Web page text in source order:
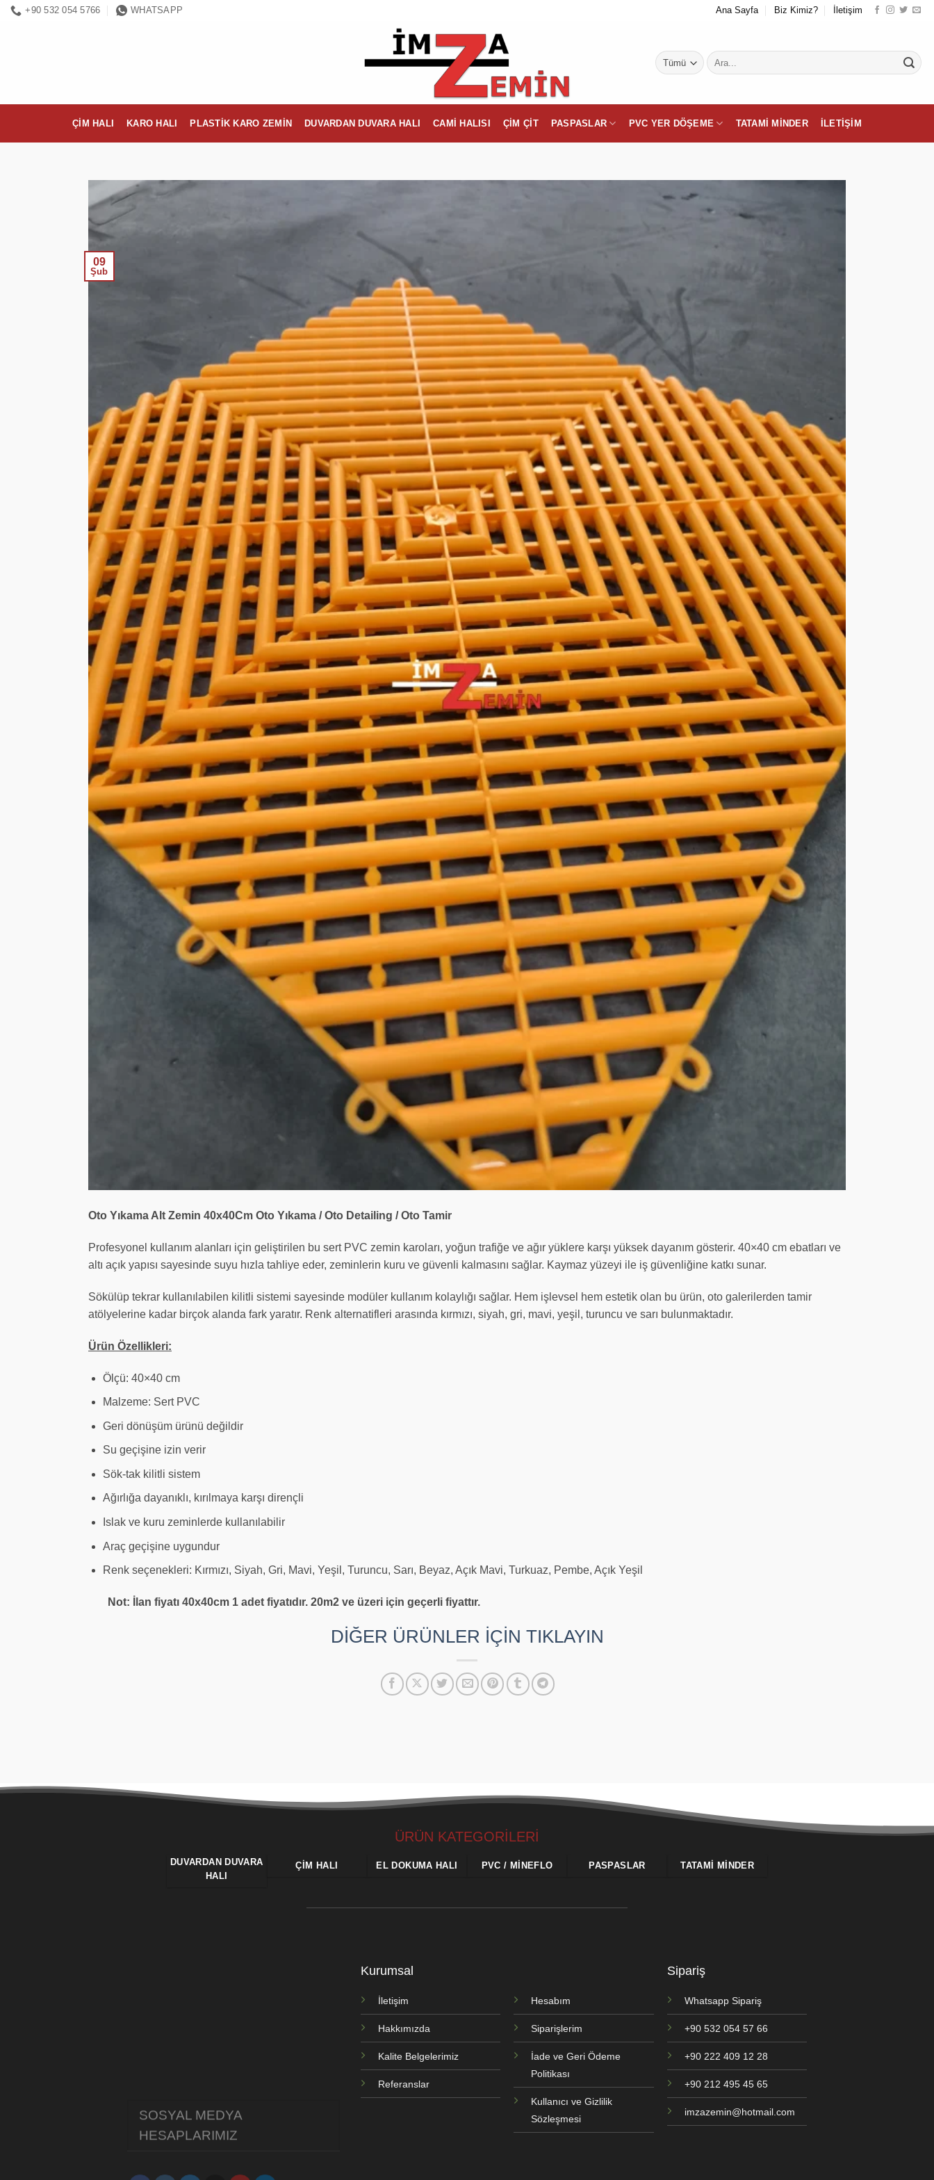
İçeriğe+90 532 054 5766 WHATSAPP Ana Sayfa Biz Kimiz? İletişim
Ara:
ÇIM HALI KARO HALI PLASTIK KARO ZEMIN DUVARDAN DUVARA HALI CAMI HALISI ÇIM ÇIT PASPASLAR PVC YER DÖŞEME TATAMI MINDER İLETIŞIM
09
Şub
Oto Yıkama Alt Zemin 40x40Cm Oto Yıkama / Oto Detailing / Oto Tamir
Profesyonel kullanım alanları için geliştirilen bu sert PVC zemin karoları, yoğun trafiğe ve ağır yüklere karşı yüksek dayanım gösterir. 40×40 cm ebatları ve
altı açık yapısı sayesinde suyu hızla tahliye eder, zeminlerin kuru ve güvenli kalmasını sağlar. Kaymaz yüzeyi ile iş güvenliğine katkı sunar.
Sökülüp tekrar kullanılabilen kilitli sistemi sayesinde modüler kullanım kolaylığı sağlar. Hem işlevsel hem estetik olan bu ürün, oto galerilerden tamir
atölyelerine kadar birçok alanda fark yaratır. Renk alternatifleri arasında kırmızı, siyah, gri, mavi, yeşil, turuncu ve sarı bulunmaktadır.
Ürün Özellikleri:
Ölçü: 40×40 cm
Malzeme: Sert PVC
Geri dönüşüm ürünü değildir
Su geçişine izin verir
Sök-tak kilitli sistem
Ağırlığa dayanıklı, kırılmaya karşı dirençli
Islak ve kuru zeminlerde kullanılabilir
Araç geçişine uygundur
Renk seçenekleri: Kırmızı, Siyah, Gri, Mavi, Yeşil, Turuncu, Sarı, Beyaz, Açık Mavi, Turkuaz, Pembe, Açık Yeşil
Not: İlan fiyatı 40x40cm 1 adet fiyatıdır. 20m2 ve üzeri için geçerli fiyattır.
DİĞER ÜRÜNLER İÇİN TIKLAYIN
ÜRÜN KATEGORİLERİ
DUVARDAN DUVARA
HALI
ÇIM HALI EL DOKUMA HALI PVC / MINEFLO PASPASLAR TATAMI MINDER
SOSYAL MEDYA
HESAPLARIMIZ
Kurumsal
İletişim
Hakkımızda
Kalite Belgelerimiz
Referanslar
Hesabım
Siparişlerim
İade ve Geri Ödeme
Politikası
Kullanıcı ve Gizlilik
Sözleşmesi
Sipariş
Whatsapp Sipariş
+90 532 054 57 66
+90 222 409 12 28
+90 212 495 45 65
imzazemin@hotmail.com